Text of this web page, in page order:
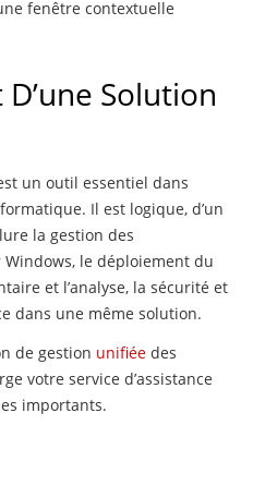
fenêtre contextuelle
Solution
un outil essentiel dans
Il est logique, d’un
la gestion des
le déploiement du
et l’analyse, la sécurité et
dans une même solution.
de gestion unifiéedes
votre service d’assistance
importants.